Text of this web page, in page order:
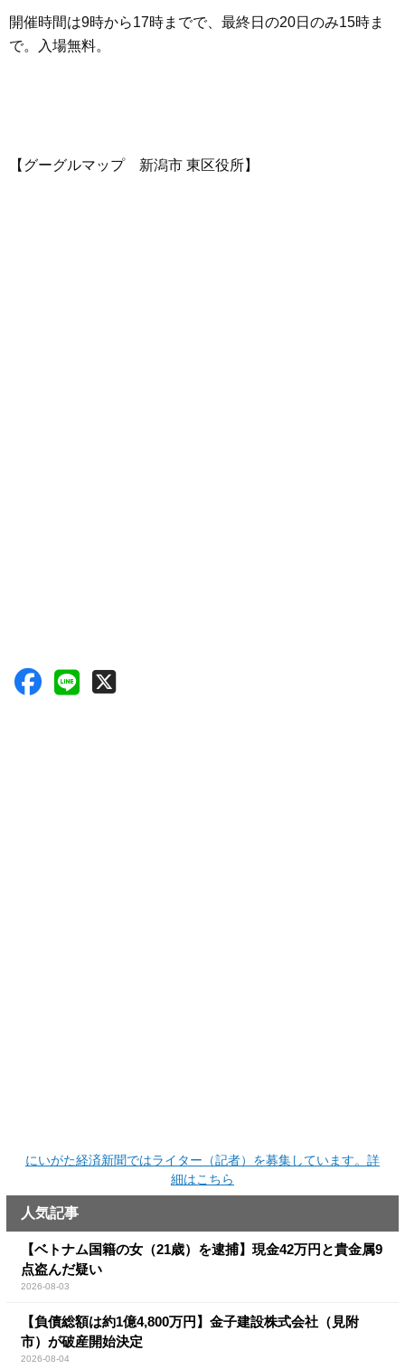
開催時間は9時から17時までで、最終日の20日のみ15時ま
で。入場無料。
【グーグルマップ 新潟市 東区役所】
にいがた経済新聞ではライター（記者）を募集しています。詳
細はこちら
人気記事
【ベトナム国籍の女（21歳）を逮捕】現金42万円と貴金属9
点盗んだ疑い
2026-08-03
【負債総額は約1億4,800万円】金子建設株式会社（見附
市）が破産開始決定
2026-08-04